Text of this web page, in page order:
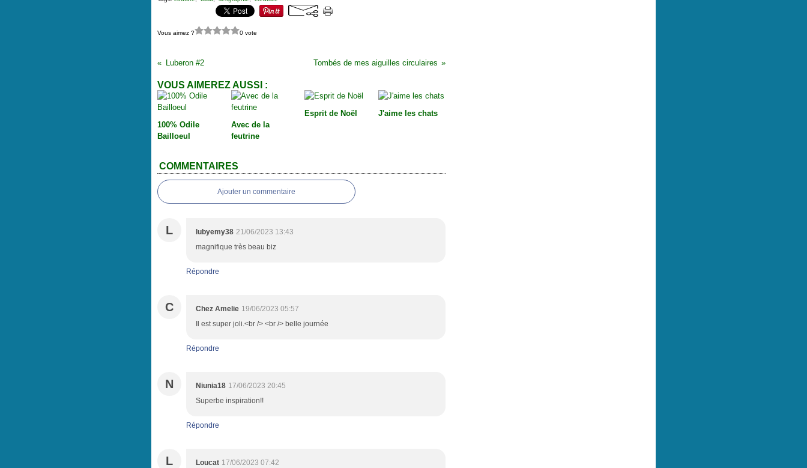
Vous aimez ? 0 vote
Luberon #2 Tombés de mes aiguilles circulaires
VOUS AIMEREZ AUSSI :
100% Odile
Bailloeul
Avec de la
feutrine
Esprit de Noël J'aime les chats
COMMENTAIRES
Ajouter un commentaire
L lubyemy38 21/06/2023 13:43
magnifique très beau biz
Répondre
C Chez Amelie 19/06/2023 05:57
Il est super joli.<br /> <br /> belle journée
Répondre
N Niunia18 17/06/2023 20:45
Superbe inspiration!!
Répondre
L Loucat 17/06/2023 07:42